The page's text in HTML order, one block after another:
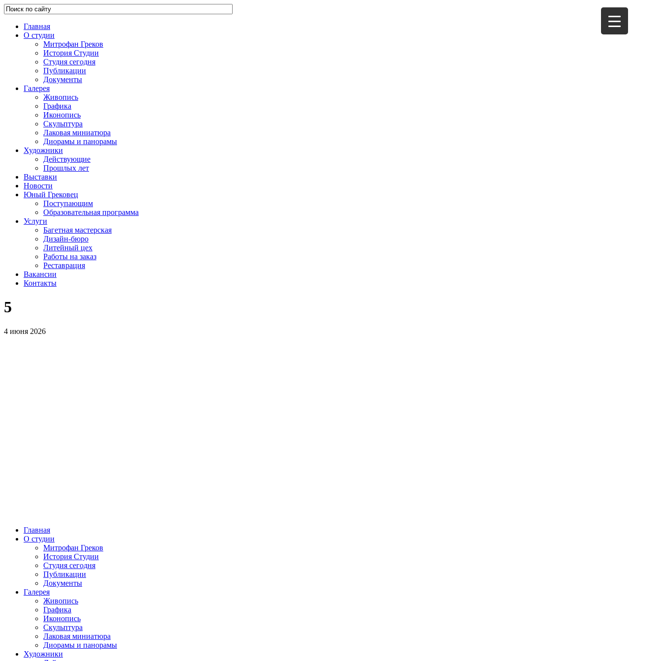
Главная
О студии
Митрофан Греков
История Студии
Студия сегодня
Публикации
Документы
Галерея
Живопись
Графика
Иконопись
Скульптура
Лаковая миниатюра
Диорамы и панорамы
Художники
Действующие
Прошлых лет
Выставки
Новости
Юный Грековец
Поступающим
Образовательная программа
Услуги
Багетная мастерская
Дизайн-бюро
Литейный цех
Работы на заказ
Реставрация
Вакансии
Контакты
5
4 июня 2026
Главная
О студии
Митрофан Греков
История Студии
Студия сегодня
Публикации
Документы
Галерея
Живопись
Графика
Иконопись
Скульптура
Лаковая миниатюра
Диорамы и панорамы
Художники